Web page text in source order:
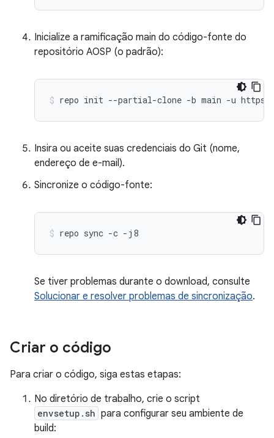
Inicialize a ramificação main do código-fonte do
repositório AOSP (o padrão):
repo init --partial-clone -b main -u
Insira ou aceite suas credenciais do Git (nome,
endereço de e-mail).
Sincronize o código-fonte:
repo sync -c -j8
Se tiver problemas durante o download, consulte
Solucionar e resolver problemas de sincronização.
Criar o código
Para criar o código, siga estas etapas:
No diretório de trabalho, crie o script
envsetup.sh para configurar seu ambiente de
build: